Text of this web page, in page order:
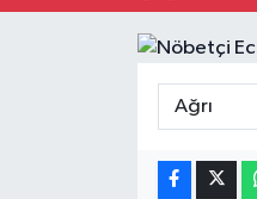
Trafik Durumu